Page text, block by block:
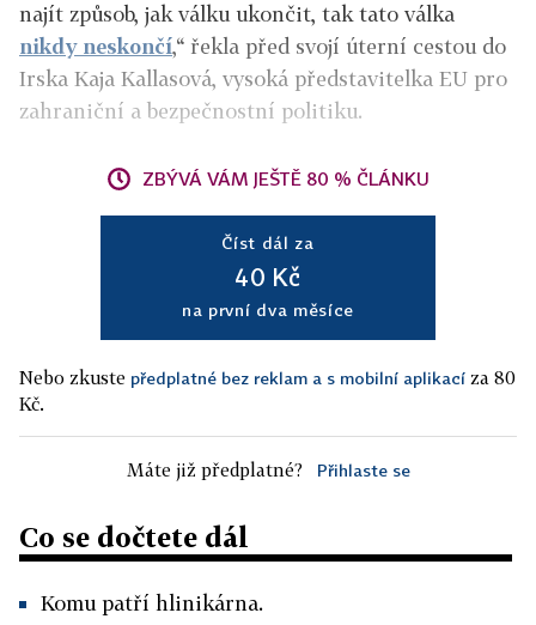
najít způsob, jak válku ukončit, tak tato válka
nikdy neskončí,“ řekla před svojí úterní cestou do
Irska Kaja Kallasová, vysoká představitelka EU pro
zahraniční a bezpečnostní politiku.
ZBÝVÁ VÁM JEŠTĚ 80 % ČLÁNKU
Číst dál za
40 Kč
na první dva měsíce
Nebo zkuste předplatné bez reklam a s mobilní aplikací za 80
Kč.
Máte již předplatné? Přihlaste se
Co se dočtete dál
Komu patří hlinikárna.